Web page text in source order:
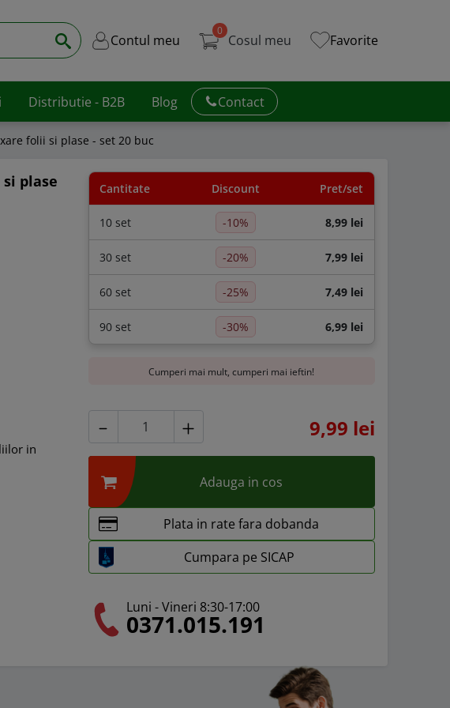
Contul meu
0
Cosul meu Favorite
Distributie - B2B Blog Contact
folii si plase - set 20 buc
plase
in
Cantitate Discount Pret/set
10 set -10% 8,99 lei
30 set -20% 7,99 lei
60 set -25% 7,49 lei
90 set -30% 6,99 lei
Cumperi mai mult, cumperi mai ieftin!
9,99 lei
Adauga in cos
Plata in rate fara dobanda
Cumpara pe SICAP
Luni - Vineri 8:30-17:00
0371.015.191